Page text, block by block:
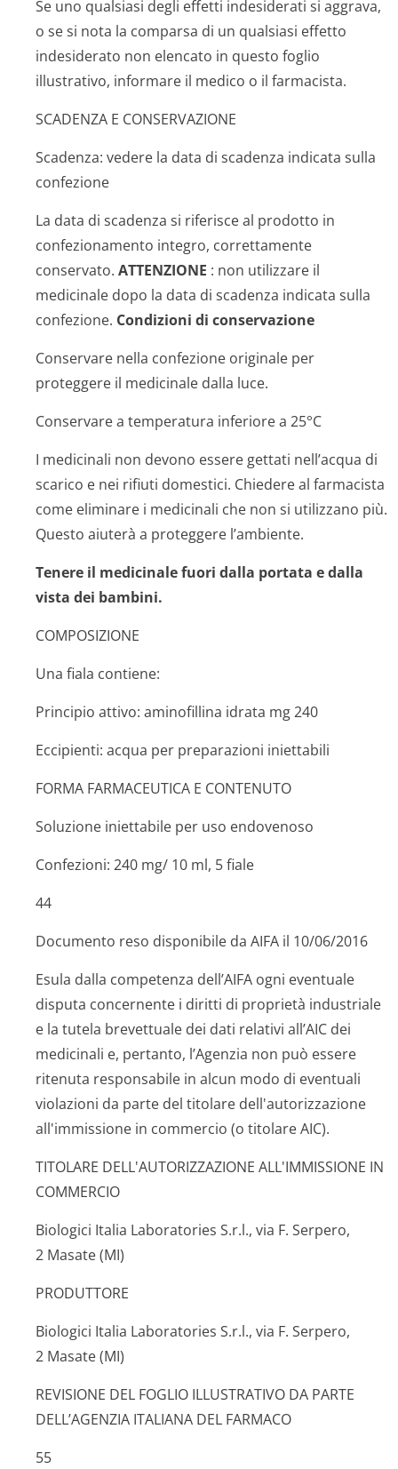
Se uno qualsiasi degli effetti indesiderati si aggrava,
o se si nota la comparsa di un qualsiasi effetto
indesiderato non elencato in questo foglio
illustrativo, informare il medico o il farmacista.
SCADENZA E CONSERVAZIONE
Scadenza: vedere la data di scadenza indicata sulla
confezione
La data di scadenza si riferisce al prodotto in
confezionamento integro, correttamente
conservato. ATTENZIONE : non utilizzare il
medicinale dopo la data di scadenza indicata sulla
confezione. Condizioni di conservazione
Conservare nella confezione originale per
proteggere il medicinale dalla luce.
Conservare a temperatura inferiore a 25°C
I medicinali non devono essere gettati nell’acqua di
scarico e nei rifiuti domestici. Chiedere al farmacista
come eliminare i medicinali che non si utilizzano più.
Questo aiuterà a proteggere l’ambiente.
Tenere il medicinale fuori dalla portata e dalla
vista dei bambini.
COMPOSIZIONE
Una fiala contiene:
Principio attivo: aminofillina idrata mg 240
Eccipienti: acqua per preparazioni iniettabili
FORMA FARMACEUTICA E CONTENUTO
Soluzione iniettabile per uso endovenoso
Confezioni: 240 mg/ 10 ml, 5 fiale
44
Documento reso disponibile da AIFA il 10/06/2016
Esula dalla competenza dell’AIFA ogni eventuale
disputa concernente i diritti di proprietà industriale
e la tutela brevettuale dei dati relativi all’AIC dei
medicinali e, pertanto, l’Agenzia non può essere
ritenuta responsabile in alcun modo di eventuali
violazioni da parte del titolare dell'autorizzazione
all'immissione in commercio (o titolare AIC).
TITOLARE DELL'AUTORIZZAZIONE ALL'IMMISSIONE IN
COMMERCIO
Biologici Italia Laboratories S.r.l., via F. Serpero,
2 Masate (MI)
PRODUTTORE
Biologici Italia Laboratories S.r.l., via F. Serpero,
2 Masate (MI)
REVISIONE DEL FOGLIO ILLUSTRATIVO DA PARTE
DELL’AGENZIA ITALIANA DEL FARMACO
55